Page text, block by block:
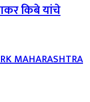
किबे यांचे
MAHARASHTRA